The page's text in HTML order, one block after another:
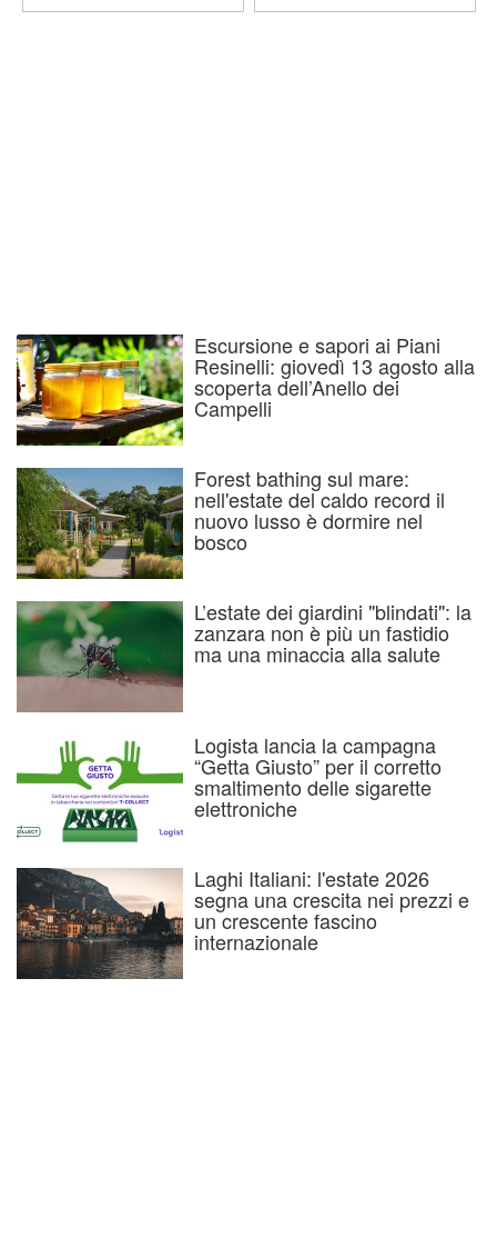
Escursione e sapori ai Piani
Resinelli: giovedì 13 agosto alla
scoperta dell’Anello dei
Campelli
Forest bathing sul mare:
nell'estate del caldo record il
nuovo lusso è dormire nel
bosco
L’estate dei giardini "blindati": la
zanzara non è più un fastidio
ma una minaccia alla salute
Logista lancia la campagna
“Getta Giusto” per il corretto
smaltimento delle sigarette
elettroniche
Laghi Italiani: l'estate 2026
segna una crescita nei prezzi e
un crescente fascino
internazionale